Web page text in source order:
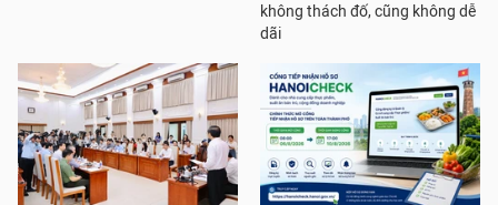
không thách đố, cũng không dễ
dãi